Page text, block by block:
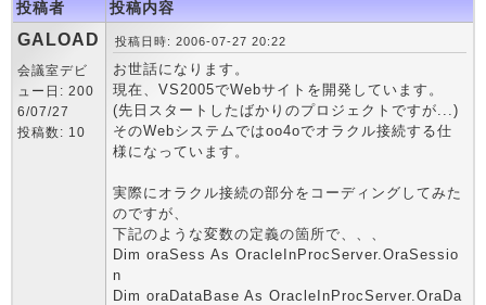
投稿者 投稿内容
GALOAD
会議室デビ
ュー日: 200
6/07/27
投稿数: 10
投稿日時: 2006-07-27 20:22
お世話になります。
現在、VS2005でWebサイトを開発しています。
(先日スタートしたばかりのプロジェクトですが...)
そのWebシステムではoo4oでオラクル接続する仕
様になっています。
実際にオラクル接続の部分をコーディングしてみた
のですが、
下記のような変数の定義の箇所で、、、
Dim oraSess As OracleInProcServer.OraSessio
n
Dim oraDataBase As OracleInProcServer.OraDa